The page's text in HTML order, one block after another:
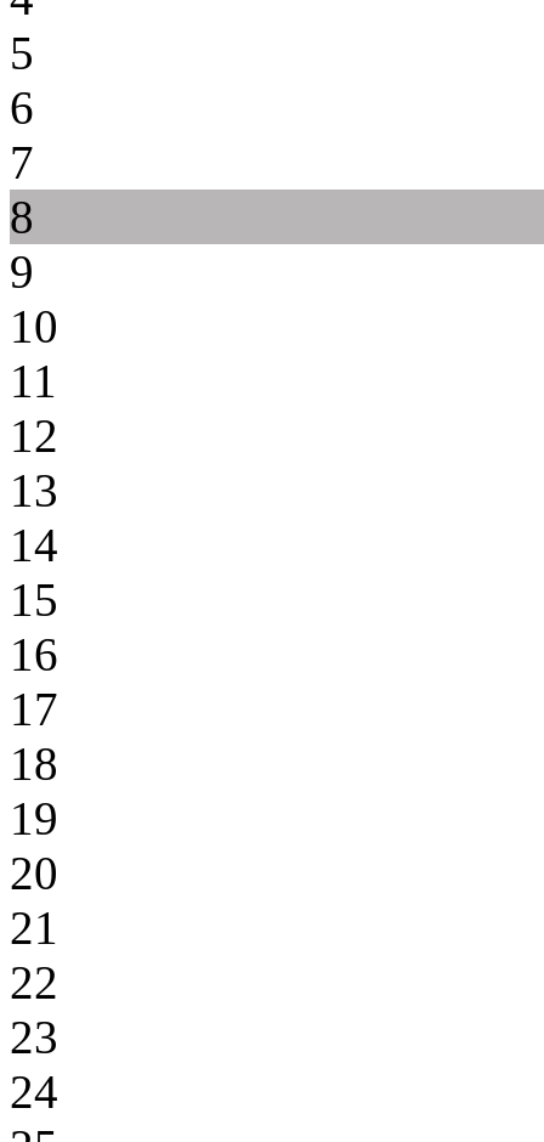
5
6
7
8
9
10
11
12
13
14
15
16
17
18
19
20
21
22
23
24